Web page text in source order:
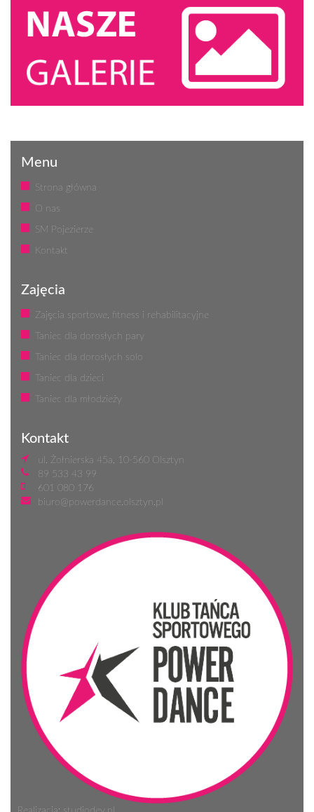
Menu
Strona główna
O nas
SM Pojezierze
Kontakt
Zajęcia
Zajęcia sportowe, fitness i rehabilitacyjne
Taniec dla dorosłych pary
Taniec dla dorosłych solo
Taniec dla dzieci
Taniec dla młodzieży
Kontakt
ul. Żołnierska 45a, 10-560 Olsztyn
89 533 43 99
601 080 176
biuro@powerdance.olsztyn.pl